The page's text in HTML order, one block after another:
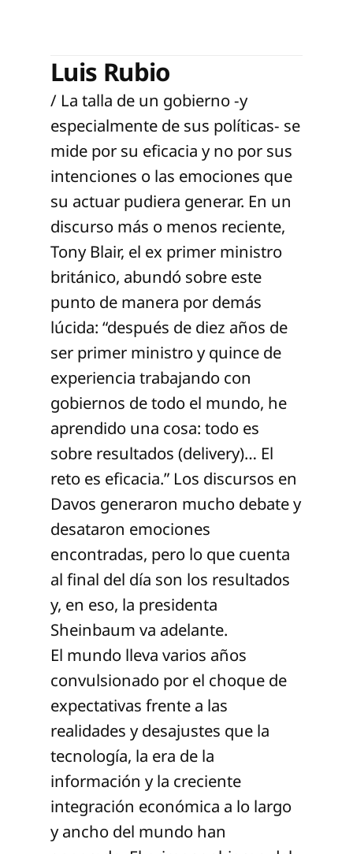
Luis Rubio
/ La talla de un gobierno -y
especialmente de sus políticas- se
mide por su eficacia y no por sus
intenciones o las emociones que
su actuar pudiera generar. En un
discurso más o menos reciente,
Tony Blair, el ex primer ministro
británico, abundó sobre este
punto de manera por demás
lúcida: “después de diez años de
ser primer ministro y quince de
experiencia trabajando con
gobiernos de todo el mundo, he
aprendido una cosa: todo es
sobre resultados (delivery)… El
reto es eficacia.” Los discursos en
Davos generaron mucho debate y
desataron emociones
encontradas, pero lo que cuenta
al final del día son los resultados
y, en eso, la presidenta
Sheinbaum va adelante.
El mundo lleva varios años
convulsionado por el choque de
expectativas frente a las
realidades y desajustes que la
tecnología, la era de la
información y la creciente
integración económica a lo largo
y ancho del mundo han